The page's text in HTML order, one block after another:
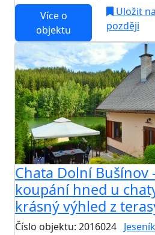
Více o
objektu
Uložit na
později
Chata Dolní Bušínov
koupání hned u
krásný výhled z
Číslo objektu: 2016024